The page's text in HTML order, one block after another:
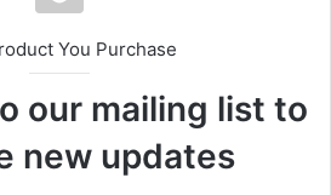
You Purchase
our mailing list to
new updates!